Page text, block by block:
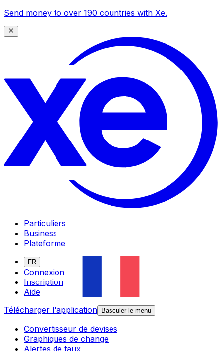
Send money to over 190 countries with Xe.
Particuliers
Business
Plateforme
FR
Connexion
Inscription
Aide
Télécharger l'application
Basculer le menu
Convertisseur de devises
Graphiques de change
Alertes de taux